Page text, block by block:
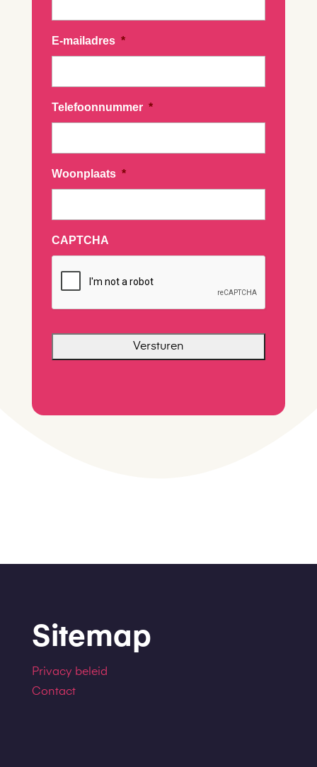
E-mailadres *
Telefoonnummer *
Woonplaats *
CAPTCHA
Sitemap
Privacy beleid
Contact